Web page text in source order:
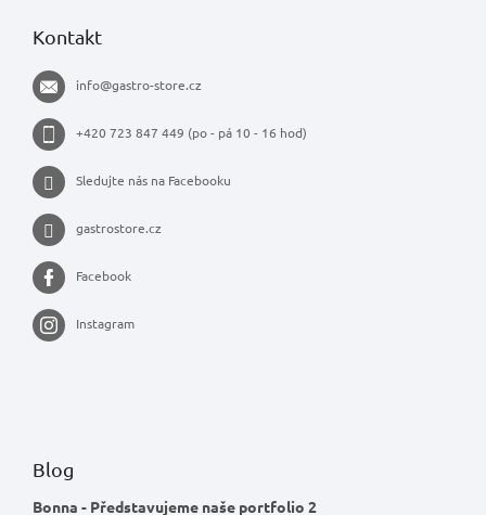
Kontakt
info@gastro-store.cz
+420 723 847 449 (po - pá 10 - 16 hod)
Sledujte nás na Facebooku
gastrostore.cz
Facebook
Instagram
Blog
Bonna - Představujeme naše portfolio 2